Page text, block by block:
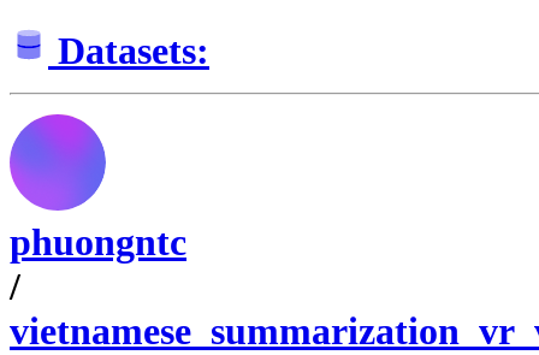
Datasets:
phuongntc
/